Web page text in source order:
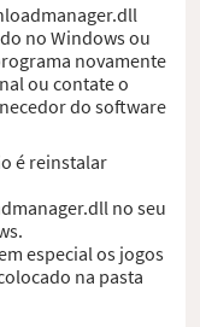
no Windows ou
novamente
ou contate o
do software
é reinstalar
no seu
especial os jogos
na pasta